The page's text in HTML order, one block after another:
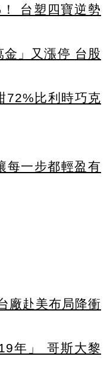
台塑四寶逆勢
金」又漲停 台股
72%比利時巧克
每一步都輕盈有
廠赴美布局降衝
年」 哥斯大黎